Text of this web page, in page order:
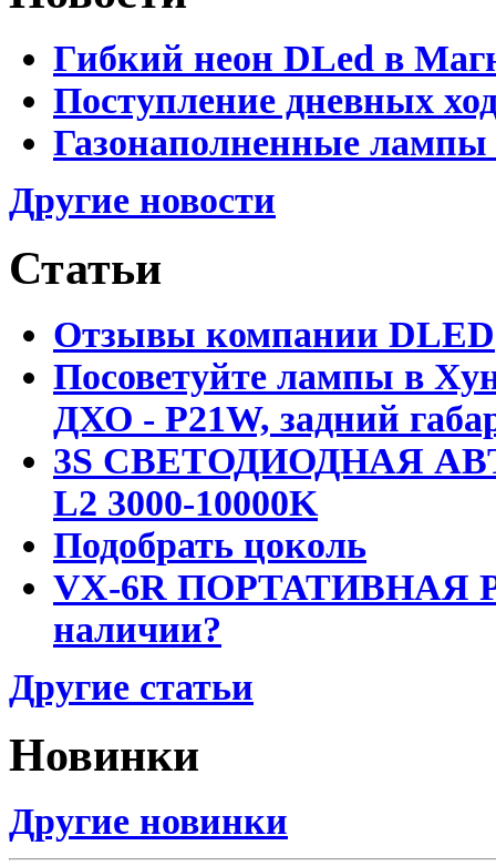
Гибкий неон DLed в
Поступление дневных
Газонаполненные
Другие новости
Статьи
Отзывы компании DLED
Посоветуйте лампы в
ДХО - P21W, задний
3S СВЕТОДИОДНАЯ
L2 3000-10000K
Подобрать цоколь
VX-6R ПОРТАТИВНАЯ
наличии?
Другие статьи
Новинки
Другие новинки